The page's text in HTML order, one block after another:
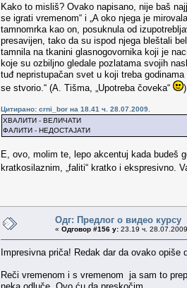
Kako to misliš? Ovako napisano, nije baš
se igrati vremenom“ i „A oko njega je
tamnomrka kao on, posuknula od
presavijen, tako da su ispod njega bleštali
tamnila na tkanini glasnogovornika koji je
koje su ozbiljno gledale pozlatama svojih
tuđ nepristupačan svet u koji treba
se stvorio.“ (A. Tišma, „Upotreba čoveka“
)
Цитирано: crni_bor на 18.41 ч. 28.07.2009.
ХВАЛИТИ - ВЕЛИЧАТИ
ФАЛИТИ - НЕДОСТАЈАТИ
E, ovo, molim te, lepo akcentuj kada budeš
kratkosilaznim, „faliti“ kratko i ekspresivno.
Одг: Предлог о видео курсу
« Одговор #156 у: 23.19 ч.
Impresivna priča! Redak dar da ovako
Reči vremenom i s vremenom ja sam to